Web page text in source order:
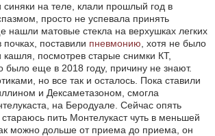
на теле, клали прошлый год в
просто не успевала принять
нашли матовые стекла на верхушках легких
поставили пневмонию , хотя не было
посмотрев старые снимки КТ,
было еще в 2018 году, причину не знают.
но все так и осталось. Пока ставили
и Дексаметазоном, смогла
на Беродуале. Сейчас опять
пить Монтелукаст чуть в меньшей
можно дольше от приема до приема, он